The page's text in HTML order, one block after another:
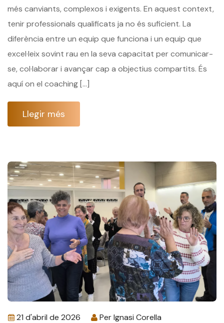
més canviants, complexos i exigents. En aquest context,
tenir professionals qualificats ja no és suficient. La
diferència entre un equip que funciona i un equip que
excel·leix sovint rau en la seva capacitat per comunicar-
se, col·laborar i avançar cap a objectius compartits. És
aquí on el coaching […]
Llegir més
21 d'abril de 2026 PerIgnasi Corella